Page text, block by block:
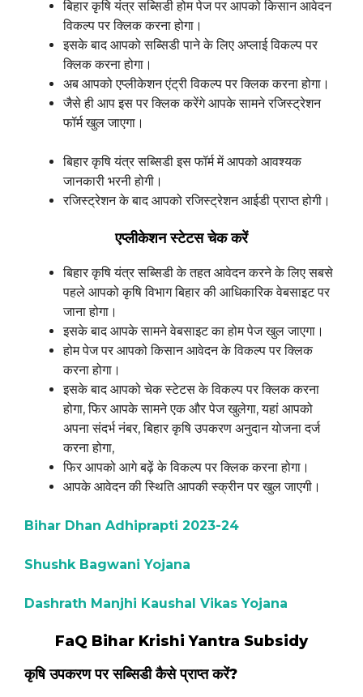
बिहार कृषि यंत्र सब्सिडी होम पेज पर आपको किसान आवेदन
विकल्प पर क्लिक करना होगा।
इसके बाद आपको सब्सिडी पाने के लिए अप्लाई विकल्प पर
क्लिक करना होगा।
अब आपको एप्लीकेशन एंट्री विकल्प पर क्लिक करना होगा।
जैसे ही आप इस पर क्लिक करेंगे आपके सामने रजिस्ट्रेशन
फॉर्म खुल जाएगा।
बिहार कृषि यंत्र सब्सिडी इस फॉर्म में आपको आवश्यक
जानकारी भरनी होगी।
रजिस्ट्रेशन के बाद आपको रजिस्ट्रेशन आईडी प्राप्त होगी।
एप्लीकेशन स्टेटस चेक करें
बिहार कृषि यंत्र सब्सिडी के तहत आवेदन करने के लिए सबसे
पहले आपको कृषि विभाग बिहार की आधिकारिक वेबसाइट पर
जाना होगा।
इसके बाद आपके सामने वेबसाइट का होम पेज खुल जाएगा।
होम पेज पर आपको किसान आवेदन के विकल्प पर क्लिक
करना होगा।
इसके बाद आपको चेक स्टेटस के विकल्प पर क्लिक करना
होगा, फिर आपके सामने एक और पेज खुलेगा, यहां आपको
अपना संदर्भ नंबर, बिहार कृषि उपकरण अनुदान योजना दर्ज
करना होगा,
फिर आपको आगे बढ़ें के विकल्प पर क्लिक करना होगा।
आपके आवेदन की स्थिति आपकी स्क्रीन पर खुल जाएगी।
Bihar Dhan Adhiprapti 2023-24
Shushk Bagwani Yojana
Dashrath Manjhi Kaushal Vikas Yojana
FaQ Bihar Krishi Yantra Subsidy
कृषि उपकरण पर सब्सिडी कैसे प्राप्त करें?